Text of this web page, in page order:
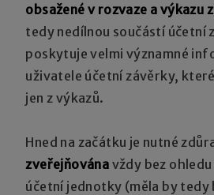
obsažené v rozvaze a výkazu
tedy nedílnou součástí účetní
poskytuje velmi významné
uživatele účetní závěrky,
jen z výkazů.
Hned na začátku je nutné
zveřejňována vždy bez
účetní jednotky (měla by tedy